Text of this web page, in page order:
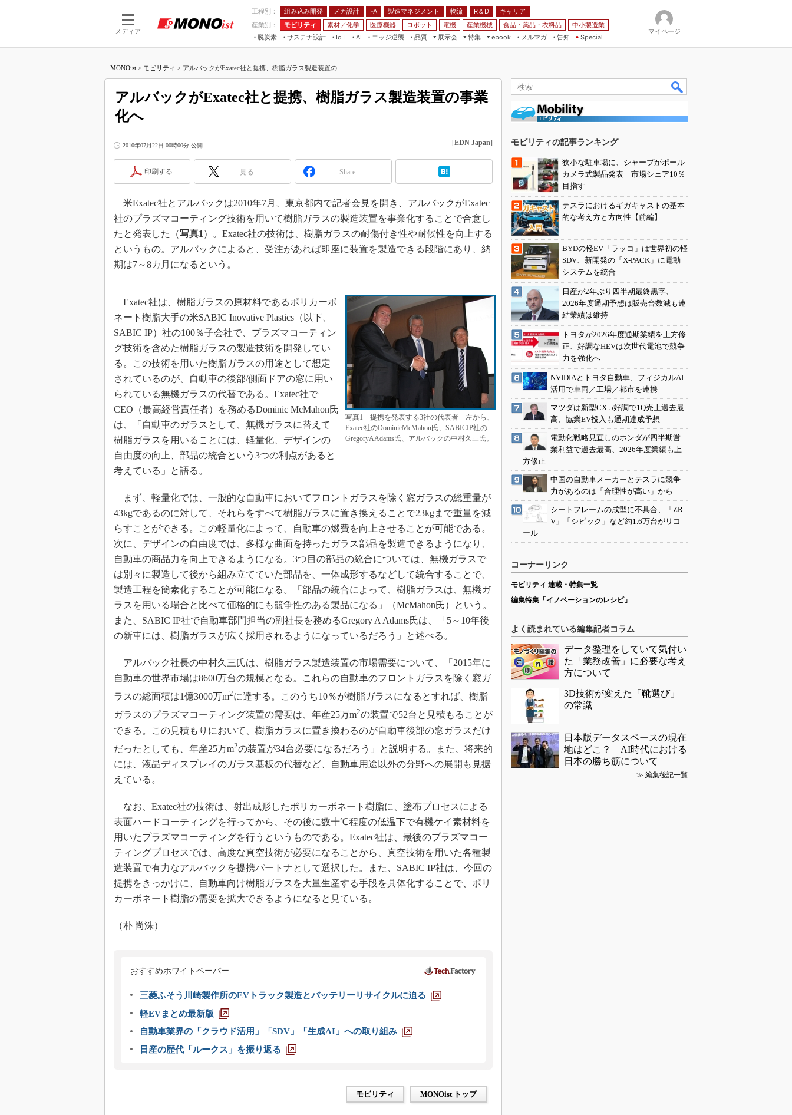
メディア
工程別： 組み込み開発 メカ設計 FA 製造マネジメント 物流 R＆D
キャリア
産業別：
モビリティ 素材／化学 医療機器 ロボット 電機 産業機械 食品・薬品・衣料品
中小製造業
脱炭素
サステナ設計
IoT
つながる工場
AI
AI×設備保全
エッジ逆襲 品質
展示会
JIMTOF
展＆IoT/5Gソリューション展
TECHNO-FRONTIER
人テク展
スマート工場EXPO
EdgeTech+
日本ものづくりワールド
特集
VR／AR
組み込み画像技術
車載ソフト開発
ISO26262
無償設計ツール
S＆OP
インダストリー4.0
イノベーション
製造業ビッグデータ
メイドインジャパン
植物工場
知財マネジメント
海外生産
ebook
FA
メルマガ
告知 Special
マイページ
MONOist > モビリティ > アルバックがExatec社と提携、樹脂ガラス製造装置の...
アルバックがExatec社と提携、樹脂ガラス製造装置の事業
化へ
2010年07月22日 00時00分 公開 [EDN Japan]
印刷する 見る Share
米Exatec社とアルバックは2010年7月、東京都内で記者会見を開き、アルバックがExatec
社のプラズマコーティング技術を用いて樹脂ガラスの製造装置を事業化することで合意し
たと発表した（写真1 ）。Exatec社の技術は、樹脂ガラスの耐傷付き性や耐候性を向上する
というもの。アルバックによると、受注があれば即座に装置を製造できる段階にあり、納
期は7～8カ月になるという。
写真1 提携を発表する3社の代表者 左から、
Exatec社のDominicMcMahon氏、SABICIP社の
GregoryAAdams氏、アルバックの中村久三氏。
Exatec社は、樹脂ガラスの原材料であるポリカーボ
ネート樹脂大手の米SABIC Inovative Plastics（以下、
SABIC IP）社の100％子会社で、プラズマコーティン
グ技術を含めた樹脂ガラスの製造技術を開発してい
る。この技術を用いた樹脂ガラスの用途として想定
されているのが、自動車の後部/側面ドアの窓に用い
られている無機ガラスの代替である。Exatec社で
CEO（最高経営責任者）を務めるDominic McMahon氏
は、「自動車のガラスとして、無機ガラスに替えて
樹脂ガラスを用いることには、軽量化、デザインの
自由度の向上、部品の統合という3つの利点があると
考えている」と語る。
まず、軽量化では、一般的な自動車においてフロントガラスを除く窓ガラスの総重量が
43kgであるのに対して、それらをすべて樹脂ガラスに置き換えることで23kgまで重量を減
らすことができる。この軽量化によって、自動車の燃費を向上させることが可能である。
次に、デザインの自由度では、多様な曲面を持ったガラス部品を製造できるようになり、
自動車の商品力を向上できるようになる。3つ目の部品の統合については、無機ガラスで
は別々に製造して後から組み立てていた部品を、一体成形するなどして統合することで、
製造工程を簡素化することが可能になる。「部品の統合によって、樹脂ガラスは、無機ガ
ラスを用いる場合と比べて価格的にも競争性のある製品になる」（McMahon氏）という。
また、SABIC IP社で自動車部門担当の副社長を務めるGregory A Adams氏は、「5～10年後
の新車には、樹脂ガラスが広く採用されるようになっているだろう」と述べる。
アルバック社長の中村久三氏は、樹脂ガラス製造装置の市場需要について、「2015年に
自動車の世界市場は8600万台の規模となる。これらの自動車のフロントガラスを除く窓ガ
ラスの総面積は1億3000万m2に達する。このうち10％が樹脂ガラスになるとすれば、樹脂
ガラスのプラズマコーティング装置の需要は、年産25万m2の装置で52台と見積もることが
できる。この見積もりにおいて、樹脂ガラスに置き換わるのが自動車後部の窓ガラスだけ
だったとしても、年産25万m2の装置が34台必要になるだろう」と説明する。また、将来的
には、液晶ディスプレイのガラス基板の代替など、自動車用途以外の分野への展開も見据
えている。
なお、Exatec社の技術は、射出成形したポリカーボネート樹脂に、塗布プロセスによる
表面ハードコーティングを行ってから、その後に数十℃程度の低温下で有機ケイ素材料を
用いたプラズマコーティングを行うというものである。Exatec社は、最後のプラズマコー
ティングプロセスでは、高度な真空技術が必要になることから、真空技術を用いた各種製
造装置で有力なアルバックを提携パートナとして選択した。また、SABIC IP社は、今回の
提携をきっかけに、自動車向け樹脂ガラスを大量生産する手段を具体化することで、ポリ
カーボネート樹脂の需要を拡大できるようになると見ている。
（朴 尚洙）
おすすめホワイトペーパー
三菱ふそう川崎製作所のEVトラック製造とバッテリーリサイクルに迫る
軽EVまとめ最新版
自動車業界の「クラウド活用」「SDV」「生成AI」への取り組み
日産の歴代「ルークス」を振り返る
モビリティ MONOist トップ
モビリティの記事ランキング
狭小な駐車場に、シャープがポール
カメラ式製品発表 市場シェア10％
目指す
テスラにおけるギガキャストの基本
的な考え方と方向性【前編】
BYDの軽EV「ラッコ」は世界初の軽
SDV、新開発の「X-PACK」に電動
システムを統合
日産が2年ぶり四半期最終黒字、
2026年度通期予想は販売台数減も連
結業績は維持
トヨタが2026年度通期業績を上方修
正、好調なHEVは次世代電池で競争
力を強化へ
NVIDIAとトヨタ自動車、フィジカルAI
活用で車両／工場／都市を連携
マツダは新型CX-5好調で1Q売上過去最
高、協業EV投入も通期達成予想
電動化戦略見直しのホンダが四半期営
業利益で過去最高、2026年度業績も上
方修正
中国の自動車メーカーとテスラに競争
力があるのは「合理性が高い」から
シートフレームの成型に不具合、「ZR-
V」「シビック」など約1.6万台がリコ
ール
コーナーリンク
モビリティ 連載・特集一覧
編集特集「イノベーションのレシピ」
よく読まれている編集記者コラム
データ整理をしていて気付い
た「業務改善」に必要な考え
方について
3D技術が変えた「靴選び」
の常識
日本版データスペースの現在
地はどこ？ AI時代における
日本の勝ち筋について
≫ 編集後記一覧